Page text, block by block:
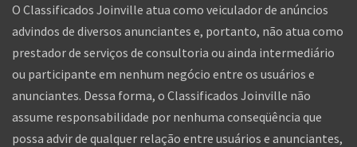
O Classificados Joinville atua como veiculador de anúncios
advindos de diversos anunciantes e, portanto, não atua como
prestador de serviços de consultoria ou ainda intermediário
ou participante em nenhum negócio entre os usuários e
anunciantes. Dessa forma, o Classificados Joinville não
assume responsabilidade por nenhuma conseqüência que
possa advir de qualquer relação entre usuários e anunciantes,